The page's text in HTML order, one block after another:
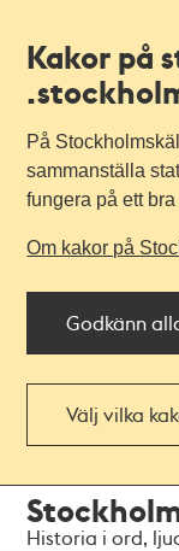
Kakor på
På
sammanställa
fungera på ett
Om kakor på
Godkänn
Välj vilka
navigationen
huvudinnehållet
Historia i ord,